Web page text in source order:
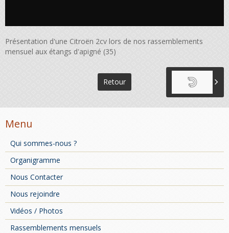
Présentation d'une Citroën 2cv lors de nos rassemblements
mensuel aux étangs d'apigné (35)
Retour
Menu
Qui sommes-nous ?
Organigramme
Nous Contacter
Nous rejoindre
Vidéos / Photos
Rassemblements mensuels